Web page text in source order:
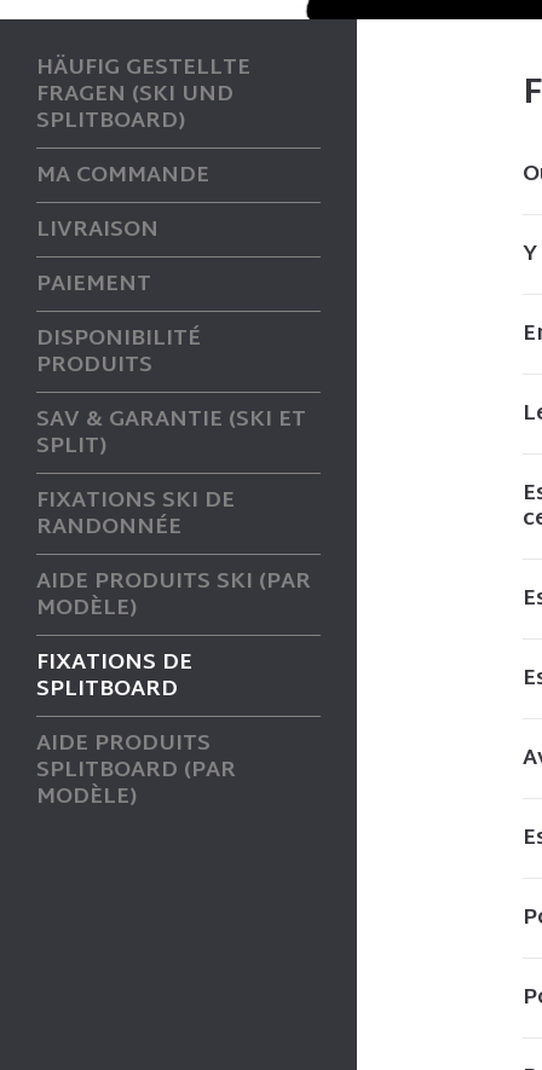
HÄUFIG GESTELLTE
FRAGEN (SKI UND
SPLITBOARD)
MA COMMANDE
LIVRAISON
PAIEMENT
DISPONIBILITÉ
PRODUITS
SAV & GARANTIE (SKI ET
SPLIT)
FIXATIONS SKI DE
RANDONNÉE
AIDE PRODUITS SKI (PAR
MODÈLE)
FIXATIONS DE
SPLITBOARD
AIDE PRODUITS
SPLITBOARD (PAR
MODÈLE)